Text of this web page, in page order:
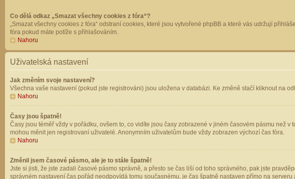
Co dělá odkaz „Smazat všechny cookies z fóra“?
„Smazat všechny cookies z fóra“ odstraní cookies, které jsou vytvořené phpBB a které vás udržují
fóra pokud máte potíže s přihlašováním.
Nahoru
Uživatelská nastavení
Jak změním svoje nastavení?
Všechna vaše nastavení (pokud jste registrováni) jsou uložena v databázi. Ke změně stačí kliknout na
Nahoru
Časy jsou špatně!
Časy jsou téměř vždy v pořádku, ovšem to, co vidíte jsou časy zobrazené v jiném časovém pásmu než
mohou měnit jen registrovaní uživatelé. Anonymním uživatelům bude vždy zobrazen výchozí čas fóra.
Nahoru
Změnil jsem časové pásmo, ale je to stále špatně!
Jste si jisti, že jste zadali časové pásmo správně, a přesto se čas liší od toho správného, pak jste
správném nastavení čas pořád neodpovídá tomu současnému, je čas špatně nastaven přímo na